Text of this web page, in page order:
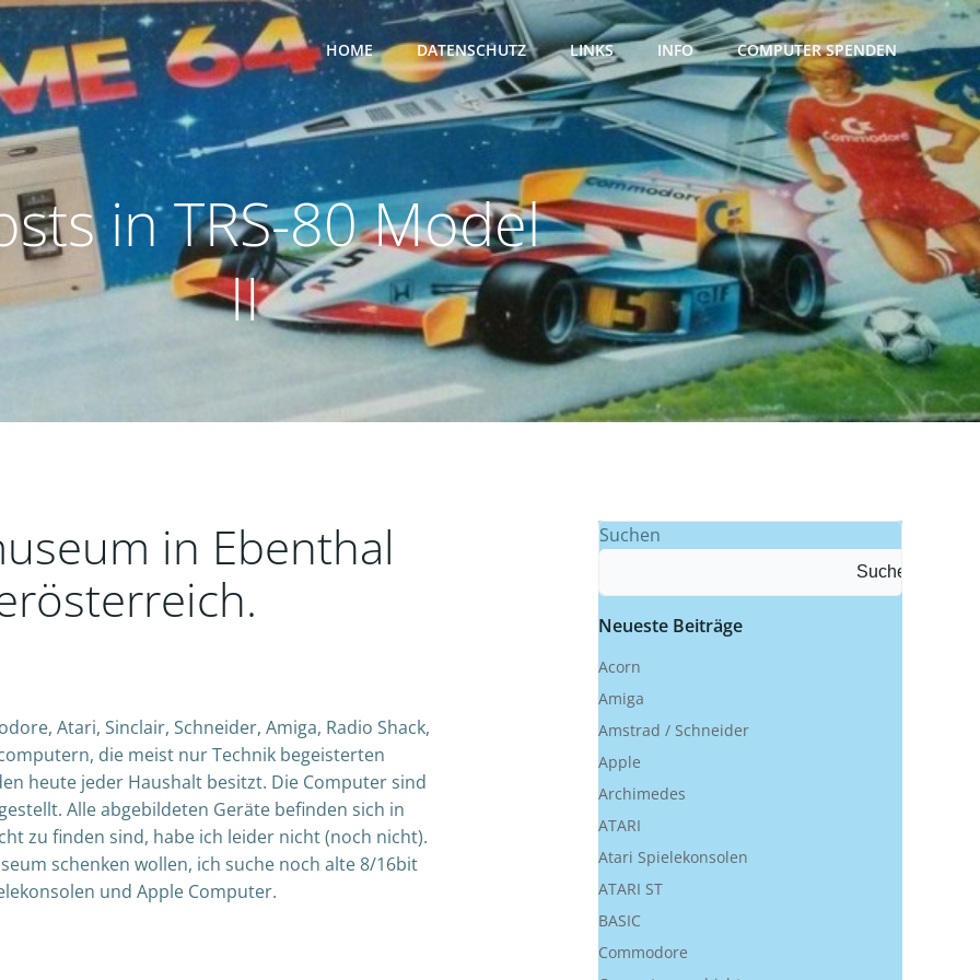
HOME DATENSCHUTZ LINKS INFO COMPUTER SPENDEN
in TRS-80 Model
II
in Ebenthal
Atari, Sinclair, Schneider, Amiga, Radio Shack,
die meist nur Technik begeisterten
heute jeder Haushalt besitzt. Die Computer sind
Alle abgebildeten Geräte befinden sich in
zu finden sind, habe ich leider nicht (noch nicht).
schenken wollen, ich suche noch alte 8/16bit
und Apple Computer.
Suchen
Suchen
Neueste Beiträge
Acorn
Amiga
Amstrad / Schneider
Apple
Archimedes
ATARI
Atari Spielekonsolen
ATARI ST
BASIC
Commodore